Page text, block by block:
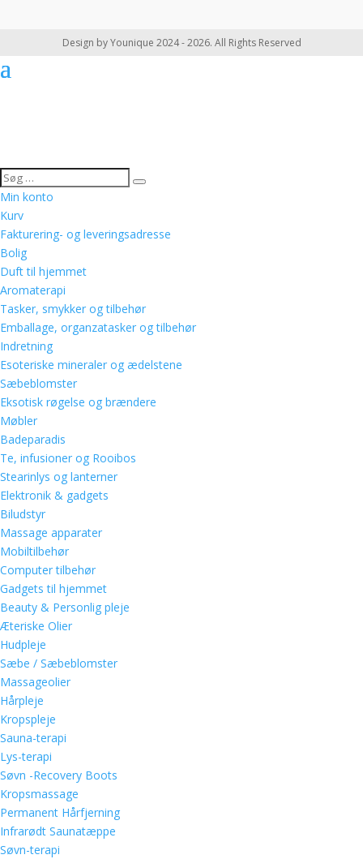
Design by Younique 2024 - 2026. All Rights Reserved
Min konto
Kurv
Fakturering- og leveringsadresse
Bolig
Duft til hjemmet
Aromaterapi
Tasker, smykker og tilbehør
Emballage, organzatasker og tilbehør
Indretning
Esoteriske mineraler og ædelstene
Sæbeblomster
Eksotisk røgelse og brændere
Møbler
Badeparadis
Te, infusioner og Rooibos
Stearinlys og lanterner
Elektronik & gadgets
Biludstyr
Massage apparater
Mobiltilbehør
Computer tilbehør
Gadgets til hjemmet
Beauty & Personlig pleje
Æteriske Olier
Hudpleje
Sæbe / Sæbeblomster
Massageolier
Hårpleje
Kropspleje
Sauna-terapi
Lys-terapi
Søvn -Recovery Boots
Kropsmassage
Permanent Hårfjerning
Infrarødt Saunatæppe
Søvn-terapi